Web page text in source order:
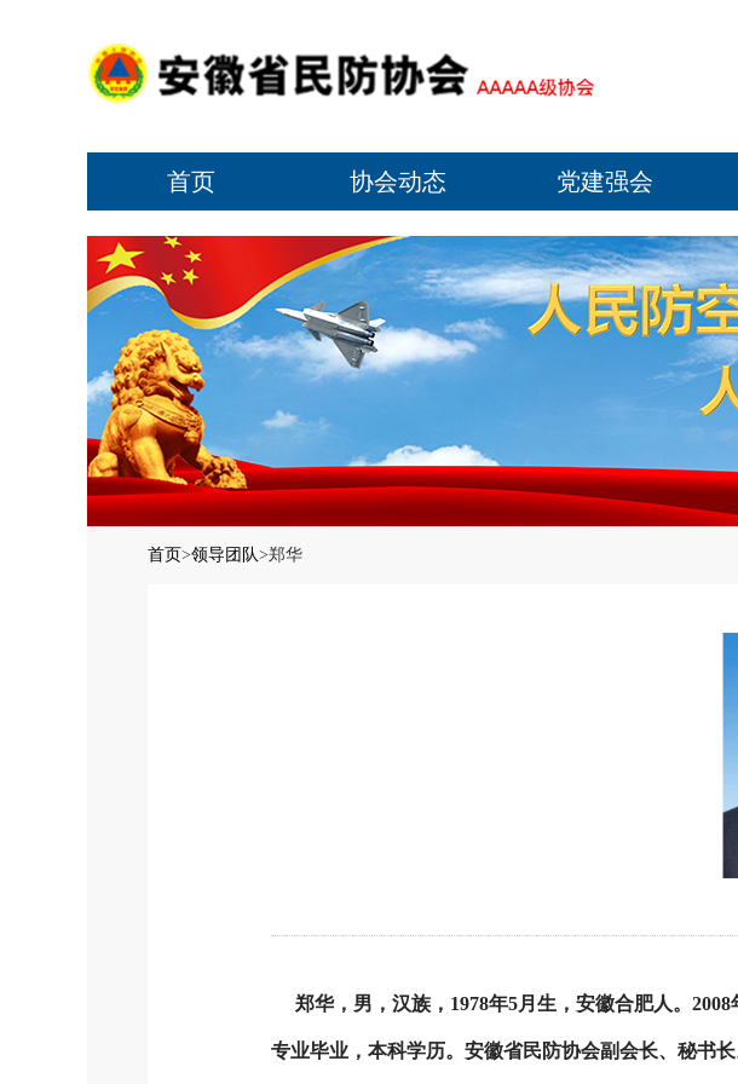
首页 协会动态 党建强会
首页>领导团队>郑华
郑华，男，汉族，1978年5月生，安徽合肥人。
专业毕业，本科学历。安徽省民防协会副会长、秘书长